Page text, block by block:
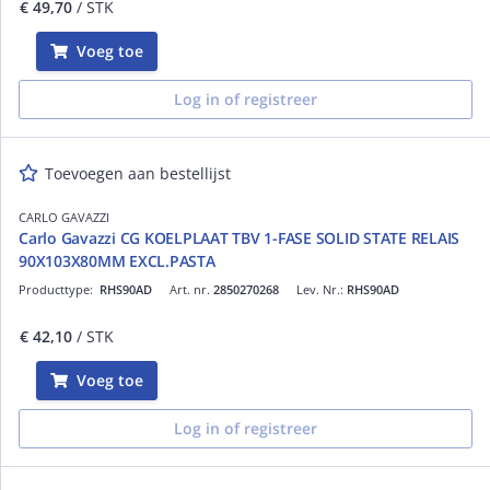
€ 49,70 / STK
Voeg toe
Log in of registreer
Toevoegen aan bestellijst
CARLO GAVAZZI
Carlo Gavazzi CG KOELPLAAT TBV 1-FASE SOLID STATE RELAIS
90X103X80MM EXCL.PASTA
Art. nr. 2850270268
Producttype: RHS90AD Lev. Nr.: RHS90AD
€ 42,10 / STK
Voeg toe
Log in of registreer